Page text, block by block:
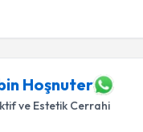
Hoşnuter
ve Estetik Cerrahi